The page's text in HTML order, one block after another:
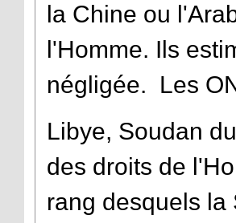
la Chine ou
l'Homme. Ils
négligée. Les
Libye, Soudan
des droits de
rang desquels la